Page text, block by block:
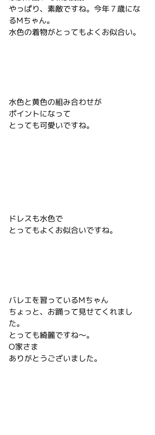
やっぱり、素敵ですね。今年７歳にな
るMちゃん。
水色の着物がとってもよくお似合い。
水色と黄色の組み合わせが
ポイントになって
とっても可愛いですね。
ドレスも水色で
とってもよくお似合いですね。
バレエを習っているMちゃん
ちょっと、お踊って見せてくれまし
た。
とっても綺麗ですね〜。
O家さま
ありがとうございました。